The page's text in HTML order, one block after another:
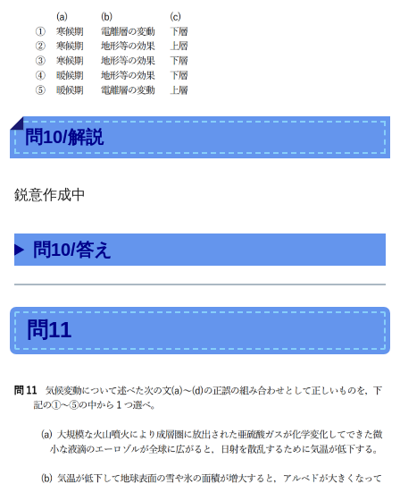
問10/解説
鋭意作成中
問10/答え
問11